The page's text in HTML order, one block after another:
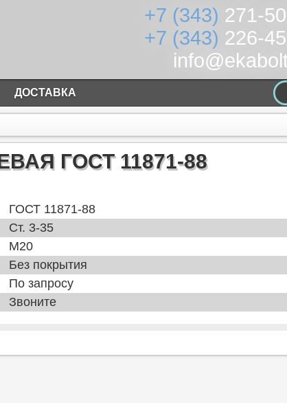
+7 (343) 271-
+7 (343) 226-
ДОСТАВКА
ГОСТ 11871-88
ГОСТ 11871-88
Ст. 3-35
М20
Без покрытия
По запросу
Звоните